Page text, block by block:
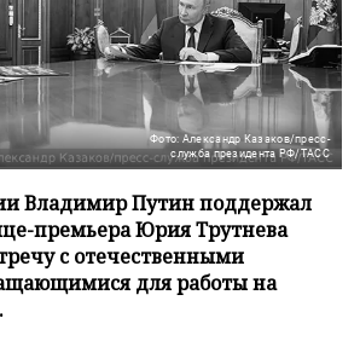
Фото: Александр Казаков/пресс-
служба президента РФ/ТАСС
Владимир Путин поддержал
премьера Юрия Трутнева
с отечественными
для работы на